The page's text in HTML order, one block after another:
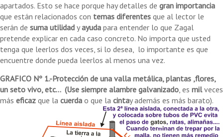
apartados. Esto se hace porque hay detalles de gran importancia
que están relacionados con temas diferentes que al lector le
serán de suma utilidad yayuda para entender lo que Zagal
pretende explicar en cada caso concreto. No importa que usted
tenga que leerlos dos veces, si lo desea, lo importante es que
encuentre donde pueda leerlos al menos una vez.
GRAFICO Nº 1.-Protección de una valla metálica, plantas ,flores,
un seto vivo, etc... (Use siempre alambre galvanizado, es milveces
más eficaz que la cuerda o que la cintay además es más barato).